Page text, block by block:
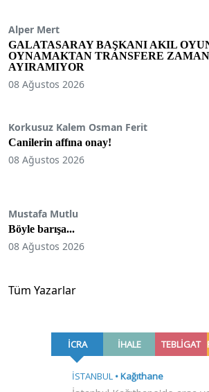
Alper Mert
GALATASARAY BAŞKANI AKIL
OYNAMAKTAN TRANSFERE ZAMAN
AYIRAMIYOR
08 Ağustos 2026
Korkusuz Kalem Osman Ferit
Canilerin affına onay!
08 Ağustos 2026
Mustafa Mutlu
Böyle barışa...
08 Ağustos 2026
Tüm Yazarlar